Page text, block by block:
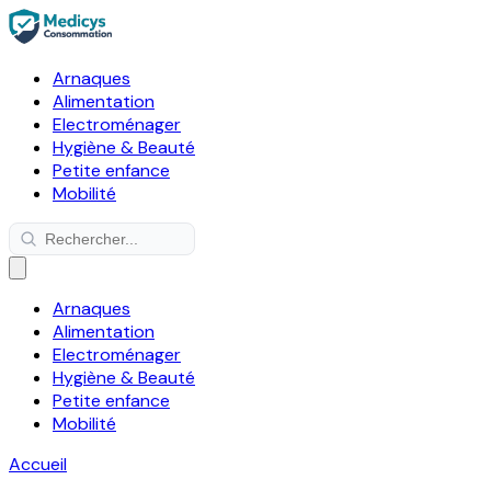
Arnaques
Alimentation
Electroménager
Hygiène & Beauté
Petite enfance
Mobilité
Arnaques
Alimentation
Electroménager
Hygiène & Beauté
Petite enfance
Mobilité
Accueil